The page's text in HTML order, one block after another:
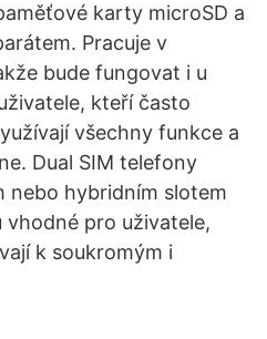
karty microSD a
Pracuje v
bude fungovat i u
kteří často
všechny funkce a
Dual SIM telefony
nebo hybridním slotem
vhodné pro uživatele,
k soukromým i